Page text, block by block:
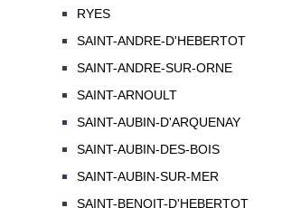
RYES
SAINT-ANDRE-D'HEBERTOT
SAINT-ANDRE-SUR-ORNE
SAINT-ARNOULT
SAINT-AUBIN-D'ARQUENAY
SAINT-AUBIN-DES-BOIS
SAINT-AUBIN-SUR-MER
SAINT-BENOIT-D'HEBERTOT